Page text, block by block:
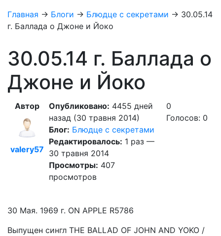
Главная → Блоги → Блюдце с секретами → 30.05.14
г. Баллада о Джоне и Йоко
30.05.14 г. Баллада о
Джоне и Йоко
Автор
valery57
Опубликовано: 4455 дней
назад (30 травня 2014)
Блог: Блюдце с секретами
Редактировалось: 1 раз —
30 травня 2014
Просмотры: 407
просмотров
0
Голосов: 0
30 Мая. 1969 г. ON APPLE R5786
Выпущен сингл THE BALLAD OF JOHN AND YOKO /